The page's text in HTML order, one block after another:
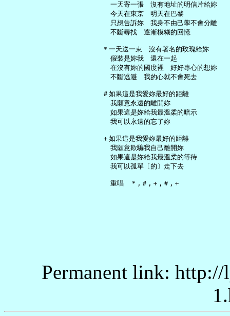
     一天寄一張　沒有地址的明信片給妳
     今天在東京　明天在巴黎
     只想告訴妳　我身不由己學不會分離
     不斷尋找　逐漸模糊的回憶
   ＊一天送一束　沒有署名的玫瑰給妳
     假裝是妳我　還在一起
     在沒有妳的國度裡　好好專心的想妳
     不斷逃避　我的心就不會死去
   ＃如果這是我愛妳最好的距離
     我願意永遠的離開妳
     如果這是妳給我最溫柔的暗示
     我可以永遠的忘了妳
   ＋如果這是我愛妳最好的距離
     我願意欺騙我自己離開妳
     如果這是妳給我最溫柔的等待
     我可以孤單〔的〕走下去
Permanent link: